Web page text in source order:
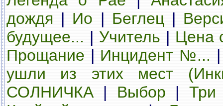
дождя | Ио | Беглец|
будущее... | Учитель | Цена
Прощание | Инцидент №...
ушли из этих мест
СОЛНИЧКА | Выбор | Три